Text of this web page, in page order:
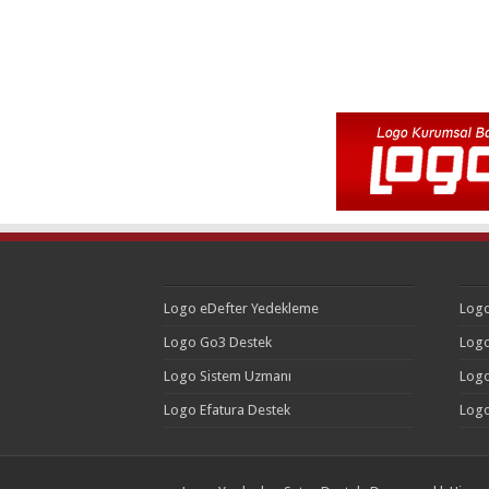
Logo eDefter Yedekleme
Logo Go3 Destek
Logo Sistem Uzmanı
Logo Efatura Destek